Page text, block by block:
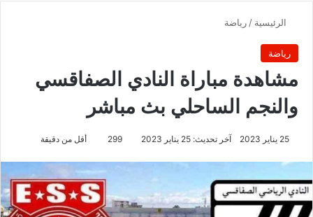
الرئيسية / رياضة
رياضة
مشاهدة مباراة النادي الصفاقسي
والنجم الساحلي بث مباشر
25 يناير 2023 آخر تحديث: 25 يناير 2023 299 أقل من دقيقة